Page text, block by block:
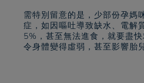
需特別留意的是，少部份孕媽
症，如因嘔吐導致缺水、電解
5%，甚至無法進食，就要盡
令身體變得虛弱，甚至影響胎